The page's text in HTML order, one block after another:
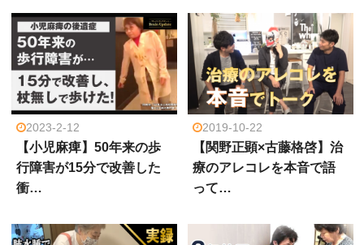
2023-2-12
【小児麻痺】50年来の歩
行障害が15分で改善した
衝…
2019-10-22
【関野正顕×古藤格啓】治
療のアレコレを本音で語
って…